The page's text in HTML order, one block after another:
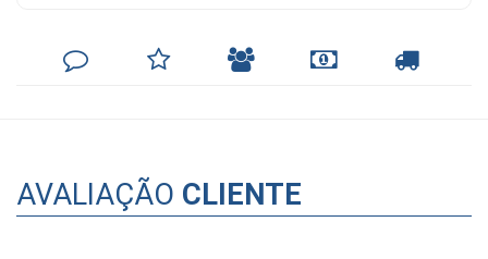
DEIXE
COMENTÁRIO
MINHA
LISTA
INDIQUE
FORMAS
CALCULAR
FRETE
AVALIAÇÃO CLIENTE